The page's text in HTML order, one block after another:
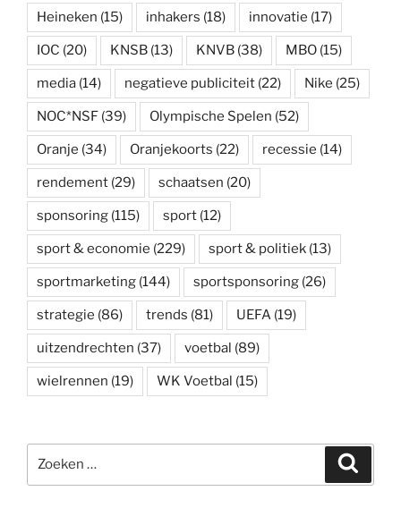
Heineken (15) inhakers (18) innovatie (17)
IOC (20) KNSB (13) KNVB (38) MBO (15)
media (14) negatieve publiciteit (22) Nike (25)
NOC*NSF (39) Olympische Spelen (52)
Oranje (34) Oranjekoorts (22) recessie (14)
rendement (29) schaatsen (20)
sponsoring (115) sport (12)
sport & economie (229) sport & politiek (13)
sportmarketing (144) sportsponsoring (26)
strategie (86) trends (81) UEFA (19)
uitzendrechten (37) voetbal (89)
wielrennen (19) WK Voetbal (15)
naar: